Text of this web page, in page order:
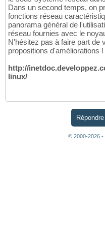
Dans un second temps, on
fonctions réseau
panorama général de
réseau fournies avec le
N'hésitez pas à faire part de
propositions d'améliorations !
http://
linux/
© 2000-2026 -